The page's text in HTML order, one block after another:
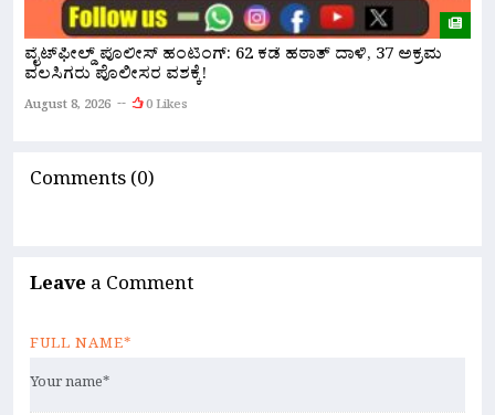
ವೈಟ್‌ಫೀಲ್ಡ್ ಪೊಲೀಸ್ ಹಂಟಿಂಗ್: 62 ಕಡೆ ಹಠಾತ್ ದಾಳಿ, 37 ಅಕ್ರಮ
ವಲಸಿಗರು ಪೊಲೀಸರ ವಶಕ್ಕೆ!
August 8, 2026 0 Likes
Comments (0)
Leave a Comment
FULL NAME*